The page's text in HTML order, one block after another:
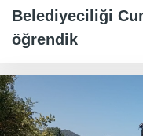
Belediyeciliği
öğrendik